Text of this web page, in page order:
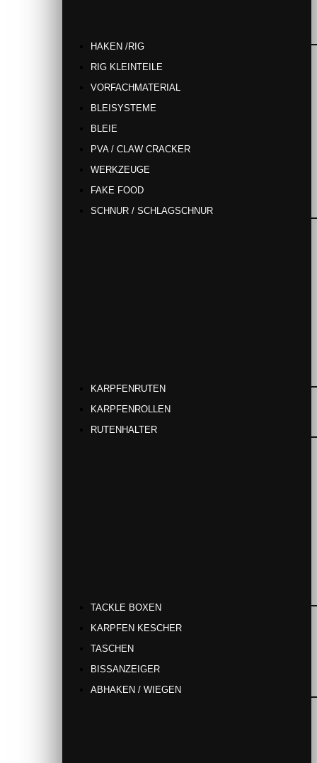
HAKEN /RIG
RIG KLEINTEILE
VORFACHMATERIAL
BLEISYSTEME
BLEIE
PVA / CLAW CRACKER
WERKZEUGE
FAKE FOOD
SCHNUR / SCHLAGSCHNUR
KARPFENRUTEN
KARPFENROLLEN
RUTENHALTER
TACKLE BOXEN
KARPFEN KESCHER
TASCHEN
BISSANZEIGER
ABHAKEN / WIEGEN